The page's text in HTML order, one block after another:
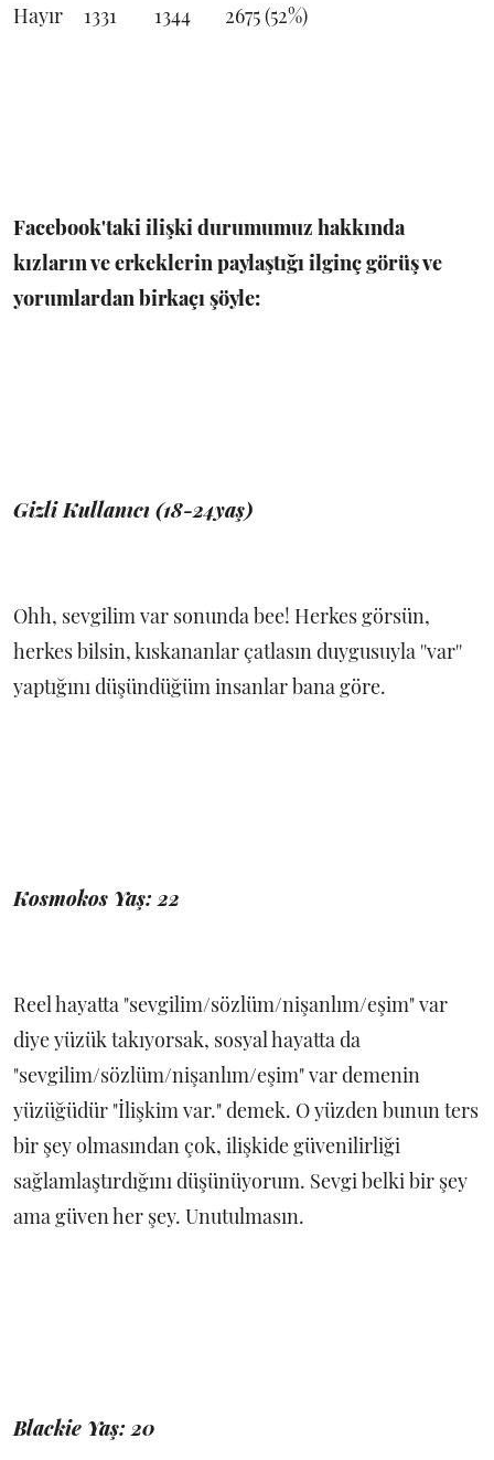
Hayır 1331 1344 2675 (52%)
Facebook'taki ilişki durumumuz hakkında
kızların ve erkeklerin paylaştığı ilginç görüş ve
yorumlardan birkaçı şöyle:
Gizli Kullanıcı (18-24yaş)
Ohh, sevgilim var sonunda bee! Herkes görsün,
herkes bilsin, kıskananlar çatlasın duygusuyla ''var''
yaptığını düşündüğüm insanlar bana göre.
Kosmokos Yaş: 22
Reel hayatta "sevgilim/sözlüm/nişanlım/eşim" var
diye yüzük takıyorsak, sosyal hayatta da
"sevgilim/sözlüm/nişanlım/eşim" var demenin
yüzüğüdür "İlişkim var." demek. O yüzden bunun ters
bir şey olmasından çok, ilişkide güvenilirliği
sağlamlaştırdığını düşünüyorum. Sevgi belki bir şey
ama güven her şey. Unutulmasın.
Blackie Yaş: 20